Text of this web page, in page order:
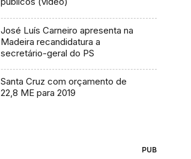
José Luís Carneiro apresenta na
Madeira recandidatura a
secretário-geral do PS
Santa Cruz com orçamento de
22,8 ME para 2019
PUB